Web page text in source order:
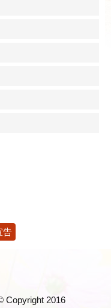
告
Copyright 2016